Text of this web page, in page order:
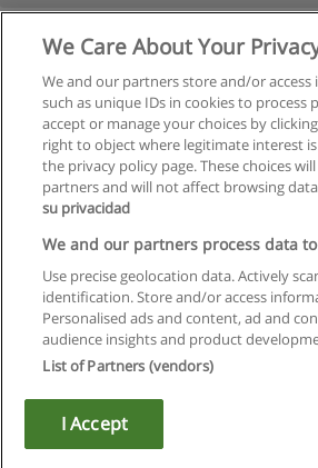
Regulamin
Polityka ochrony danych
Kontakt z Educaedu
Copyright © Educaedu Business S.L. -
We Care About Your
We and our partners store and/or
such as unique IDs in cookies to process
accept or manage your choices by
right to object where legitimate interest
the privacy policy page. These choices
partners and will not affect browsing
su privacidad
We and our partners process data
Use precise geolocation data. Actively
identification. Store and/or access
Personalised ads and content, ad and
audience insights and product
List of Partners (vendors)
I Accept